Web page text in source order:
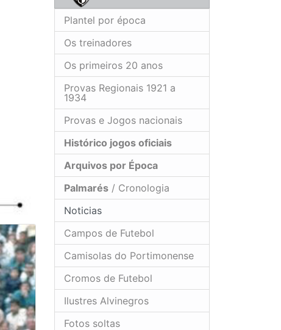
Plantel por época
Os treinadores
Os primeiros 20 anos
Provas Regionais 1921 a
1934
Provas e Jogos nacionais
Histórico jogos oficiais
Arquivos por Época
Palmarés / Cronologia
Noticias
Campos de Futebol
Camisolas do Portimonense
Cromos de Futebol
Ilustres Alvinegros
Fotos soltas